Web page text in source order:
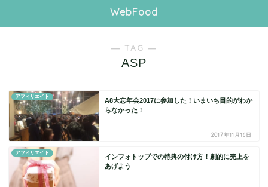
WebFood
― TAG ―
ASP
アフィリエイト
A8大忘年会2017に参加した！いまいち目的がわか
らなかった！
2017年11月16日
アフィリエイト
インフォトップでの特典の付け方！劇的に売上を
あげよう